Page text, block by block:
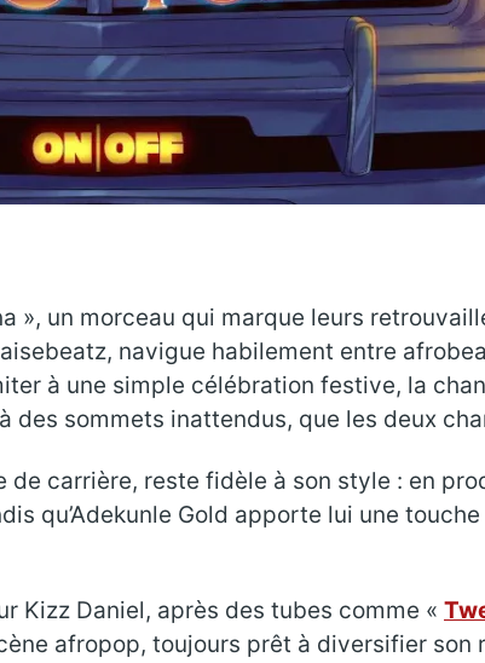
», un morceau qui marque leurs
navigue habilement entre
à une simple célébration festive, la
sommets inattendus, que les deux
de carrière, reste fidèle à son style : en
qu’Adekunle Gold apporte lui une
Kizz Daniel, après des tubes comme «
afropop, toujours prêt à diversifier